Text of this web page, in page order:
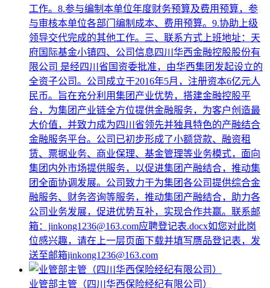
工作。8.参与编制本单位年度财务预算及费用预算，参
与审核本单位各部门编制成本、费用预算。9.协助上级
领导交代完成的其他工作。三、联系方式上班地址：天
府国际基金小镇四、公司信息四川华西金融控股股份有
限公司 是经四川省国资委批准，由华西集团发起设立的
全资子公司。公司成立于2016年5月，注册资本6亿元人
民币。旨在充分利用集团产业优势，搭建金融控股平
台，为集团产业链全方位提供金融服务，为客户创造最
大价值，并致力成为四川省领先并独具特色的产融结合
金融服务平台。公司已初步形成了小额贷款、融资租
赁、票据业务、商业保理、基金管理等业务模式，面向
集团内外市场提供服务，以促进集团产融结合，推动集
团全面协调发展。公司致力于为集团各公司提供综合金
融服务、财务咨询等服务，推动集团产融结合，助力各
公司业务发展，促进优势互补，实现合作共赢。联系邮
箱：jinkong1236@163.com应聘登记表.docx如您对此岗
位感兴趣，请在上一层页面下载并填写赝品登记表，发
送至邮箱jinkong1236@163.com
业管部主管（四川华西保险经纪有限公司）